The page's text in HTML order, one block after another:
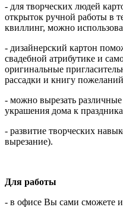
- для творческих людей
открыток ручной работы в
квиллинг, можно
- дизайнерский картон
свадебной атрибутике и
оригинальные
рассадки и книгу пожеланий
- можно вырезать
украшения дома к
- развитие творческих
вырезание).
Для работы
- в офисе Вы сами сможете